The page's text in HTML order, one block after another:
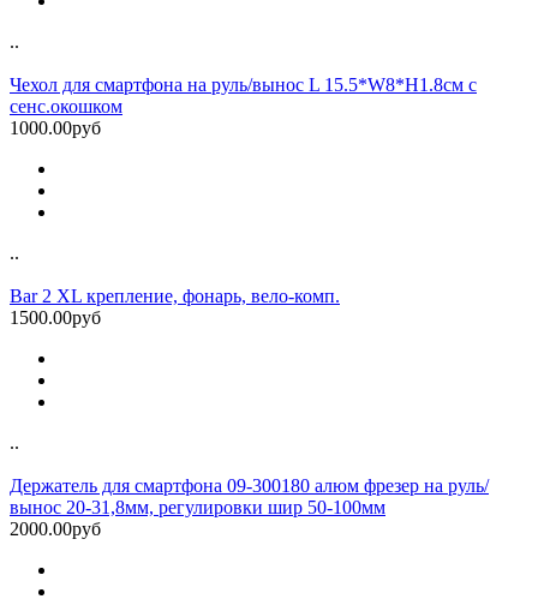
..
Чехол для смартфона на руль/вынос L 15.5*W8*H1.8см с
сенс.окошком
1000.00руб
..
Bar 2 XL крепление, фонарь, вело-комп.
1500.00руб
..
Держатель для смартфона 09-300180 алюм фрезер на руль/
вынос 20-31,8мм, регулировки шир 50-100мм
2000.00руб